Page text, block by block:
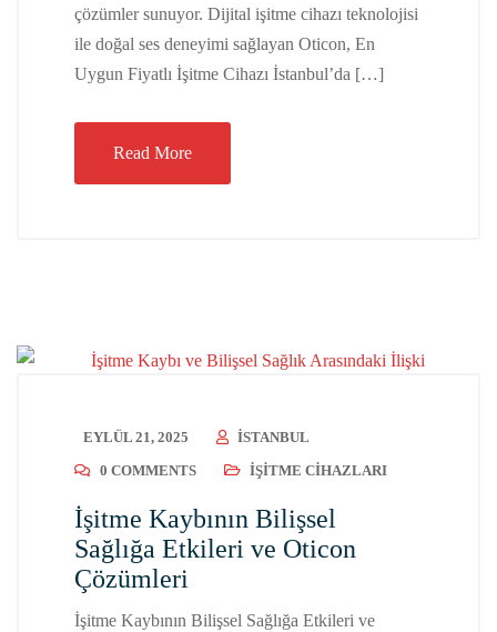
çözümler sunuyor. Dijital işitme cihazı teknolojisi
ile doğal ses deneyimi sağlayan Oticon, En
Uygun Fiyatlı İşitme Cihazı İstanbul’da […]
Read More
EYLÜL 21, 2025
ISTANBUL
0 COMMENTS
İŞITME CIHAZLARI
İşitme Kaybının Bilişsel
Sağlığa Etkileri ve Oticon
Çözümleri
İşitme Kaybının Bilişsel Sağlığa Etkileri ve